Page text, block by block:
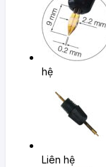
hệ
Liên hệ